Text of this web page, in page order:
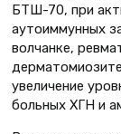
БТШ-70, при
аутоиммунных
волчанке,
увеличение
больных ХГН и